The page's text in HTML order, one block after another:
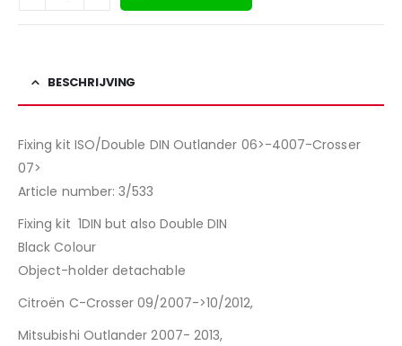
BESCHRIJVING
Fixing kit ISO/Double DIN Outlander 06>-4007-Crosser
07>
Article number: 3/533
Fixing kit 1DIN but also Double DIN
Black Colour
Object-holder detachable
Citroën C-Crosser 09/2007->10/2012,
Mitsubishi Outlander 2007- 2013,